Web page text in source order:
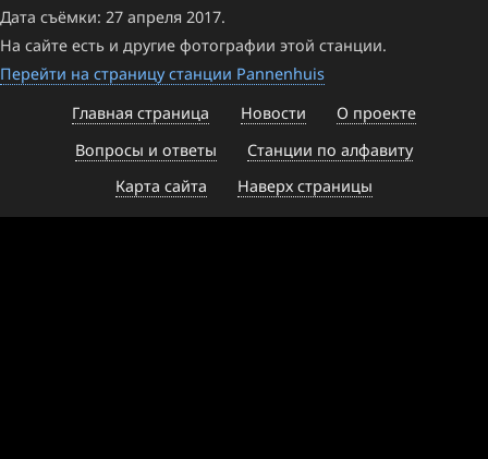
Дата съёмки: 27 апреля 2017.
На сайте есть и другие фотографии этой станции.
Перейти на страницу станции Pannenhuis
Главная страница
Новости
О проекте
Вопросы и ответы
Станции по алфавиту
Карта сайта
Наверх страницы